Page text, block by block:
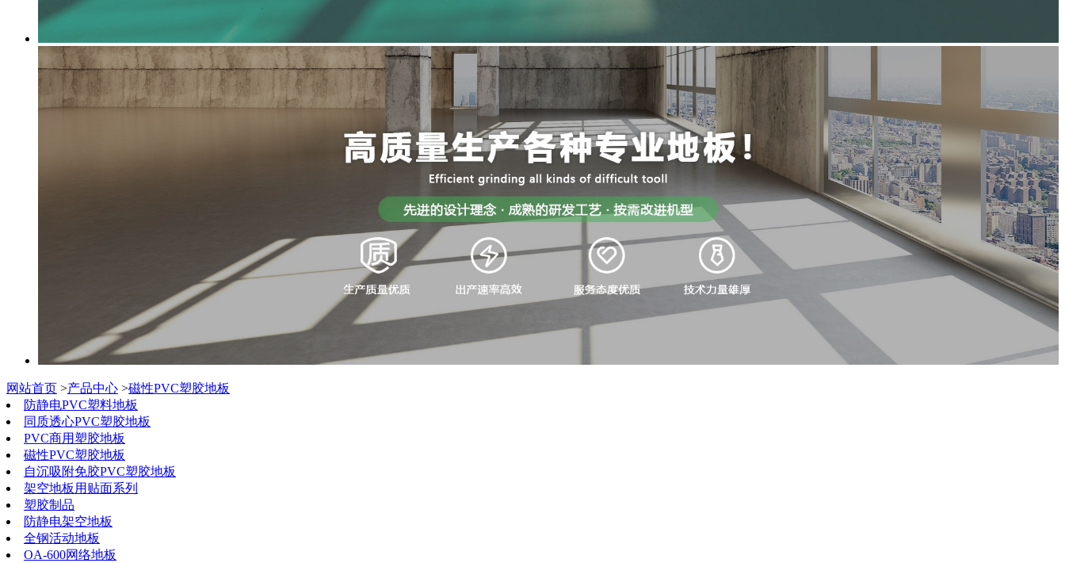
网站首页 >产品中心 >磁性PVC塑胶地板
防静电PVC塑料地板
同质透心PVC塑胶地板
PVC商用塑胶地板
磁性PVC塑胶地板
自沉吸附免胶PVC塑胶地板
架空地板用贴面系列
塑胶制品
防静电架空地板
全钢活动地板
OA-600网络地板